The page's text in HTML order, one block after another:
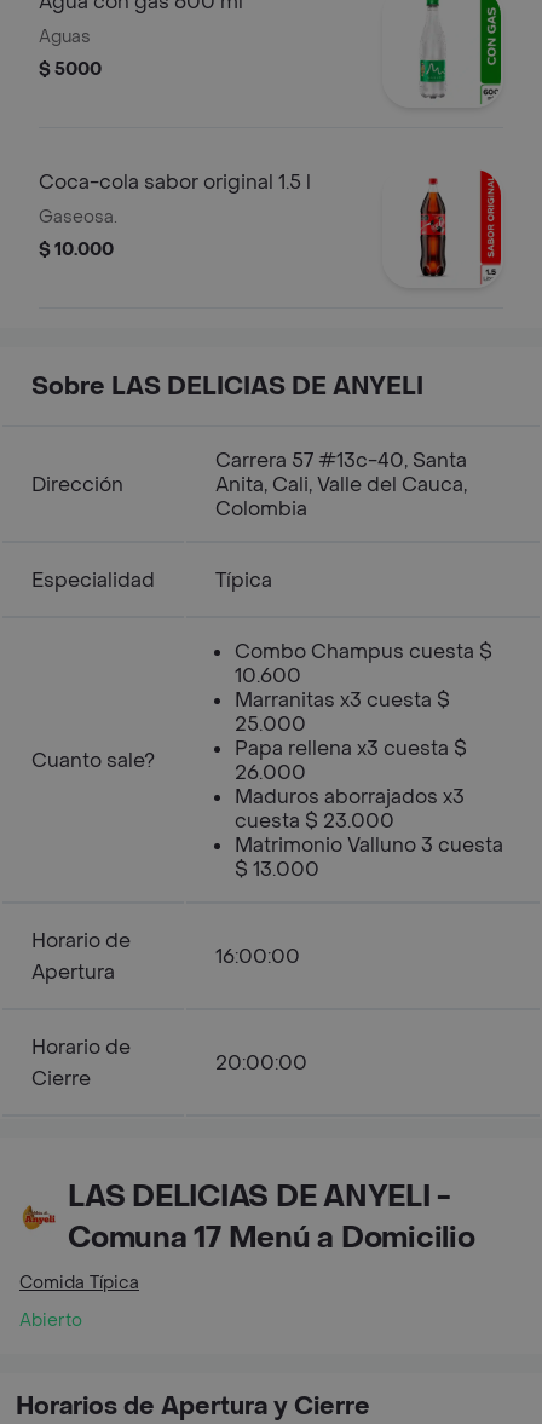
Aguas
$ 5000
Coca-cola sabor original 1.5 l
Gaseosa.
$ 10.000
Sobre LAS DELICIAS DE ANYELI
Dirección
Carrera 57 #13c-40, Santa
Anita, Cali, Valle del Cauca,
Colombia
Especialidad Típica
Cuanto sale?
Combo Champus cuesta $
10.600
Marranitas x3 cuesta $
25.000
Papa rellena x3 cuesta $
26.000
Maduros aborrajados x3
cuesta $ 23.000
Matrimonio Valluno 3 cuesta
$ 13.000
Horario de
Apertura
16:00:00
Horario de
Cierre
20:00:00
LAS DELICIAS DE ANYELI -
Comuna 17 Menú a Domicilio
Comida Típica
Abierto
Horarios de Apertura y Cierre